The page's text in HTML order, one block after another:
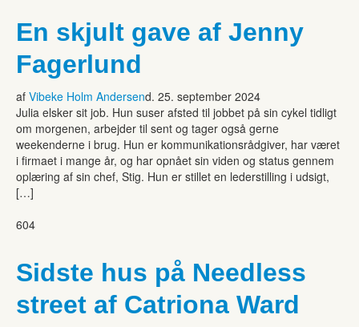
En skjult gave af Jenny
Fagerlund
af Vibeke Holm Andersend. 25. september 2024
Julia elsker sit job. Hun suser afsted til jobbet på sin cykel tidligt
om morgenen, arbejder til sent og tager også gerne
weekenderne i brug. Hun er kommunikationsrådgiver, har været
i firmaet i mange år, og har opnået sin viden og status gennem
oplæring af sin chef, Stig. Hun er stillet en lederstilling i udsigt,
[…]
604
Sidste hus på Needless
street af Catriona Ward